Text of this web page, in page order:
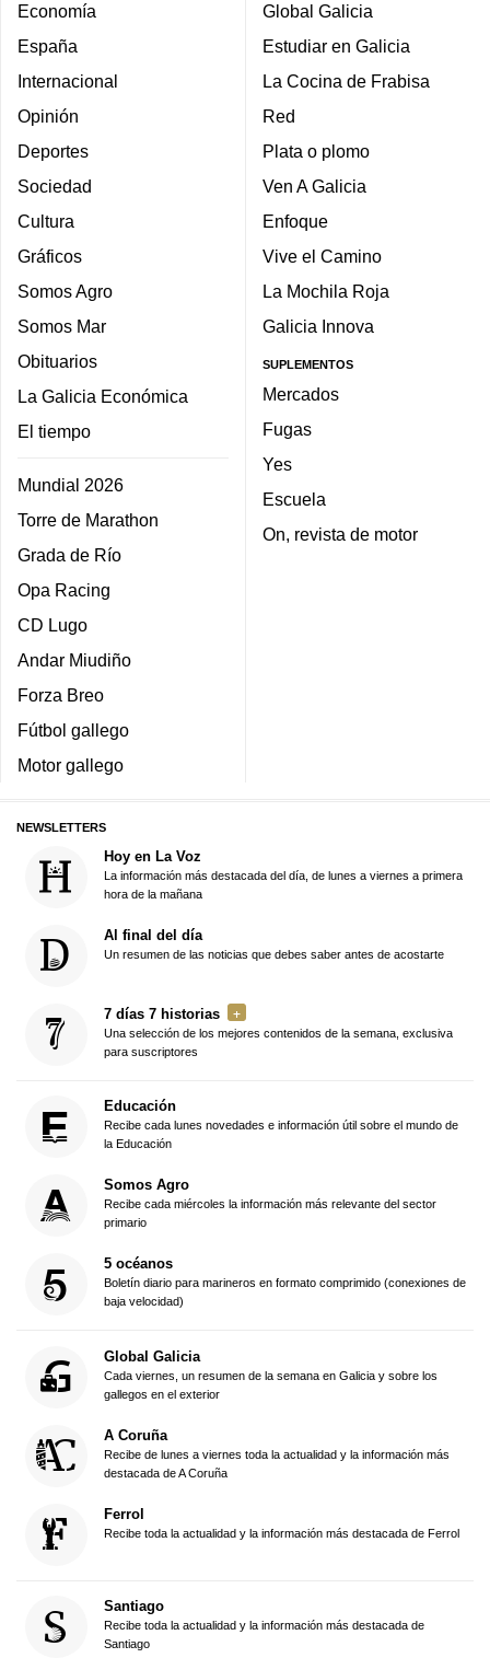
Economía
España
Internacional
Opinión
Deportes
Sociedad
Cultura
Gráficos
Somos Agro
Somos Mar
Obituarios
La Galicia Económica
El tiempo
Mundial 2026
Torre de Marathon
Grada de Río
Opa Racing
CD Lugo
Andar Miudiño
Forza Breo
Fútbol gallego
Motor gallego
Global Galicia
Estudiar en Galicia
La Cocina de Frabisa
Red
Plata o plomo
Ven A Galicia
Enfoque
Vive el Camino
La Mochila Roja
Galicia Innova
SUPLEMENTOS
Mercados
Fugas
Yes
Escuela
On, revista de motor
NEWSLETTERS
Hoy en La Voz
La información más destacada del día, de lunes a viernes a primera
hora de la mañana
Al final del día
Un resumen de las noticias que debes saber antes de acostarte
7 días 7 historias
Una selección de los mejores contenidos de la semana, exclusiva
para suscriptores
Educación
Recibe cada lunes novedades e información útil sobre el mundo de
la Educación
Somos Agro
Recibe cada miércoles la información más relevante del sector
primario
5 océanos
Boletín diario para marineros en formato comprimido (conexiones de
baja velocidad)
Global Galicia
Cada viernes, un resumen de la semana en Galicia y sobre los
gallegos en el exterior
A Coruña
Recibe de lunes a viernes toda la actualidad y la información más
destacada de A Coruña
Ferrol
Recibe toda la actualidad y la información más destacada de Ferrol
Santiago
Recibe toda la actualidad y la información más destacada de
Santiago